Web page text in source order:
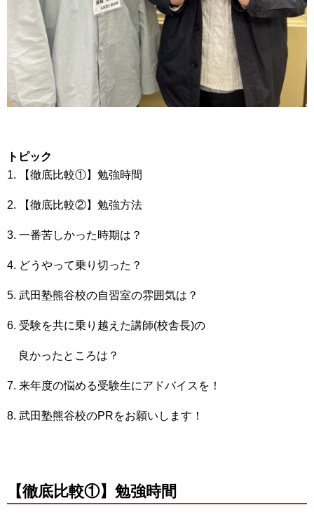
トピック
1. 【徹底比較①】勉強時間
2. 【徹底比較②】勉強方法
3. 一番苦しかった時期は？
4. どうやって乗り切った？
5. 武田塾熊谷校の自習室の雰囲気は？
6. 受験を共に乗り越えた講師(校舎長)の
良かったところは？
7. 来年度の悩める受験生にアドバイスを！
8. 武田塾熊谷校のPRをお願いします！
【徹底比較①】勉強時間